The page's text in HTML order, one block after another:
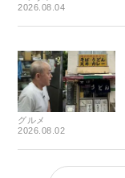
2026.08.04
グルメ
2026.08.02